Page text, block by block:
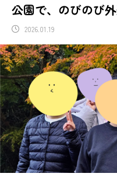
公園で、のびのび
2026.01.19